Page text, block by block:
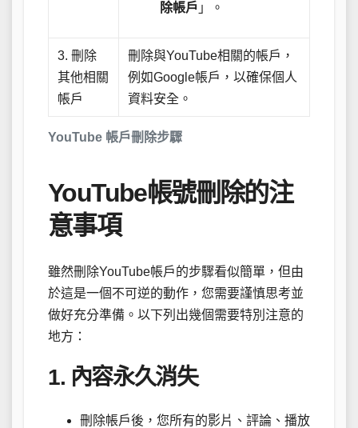
YouTube 帳戶刪除步驟
除帳戶 」。
3. 刪除
其他相關
帳戶
刪除與YouTube相關的帳戶，
例如Google帳戶，以確保個人
資料安全。
YouTube帳號刪除的注
意事項
雖然刪除YouTube帳戶的步驟看似簡單，但由
於這是一個不可逆的動作，您需要謹慎思考並
做好充分準備。以下列出幾個需要特別注意的
地方：
1. 內容永久消失
刪除帳戶後，您所有的影片、評論、播放